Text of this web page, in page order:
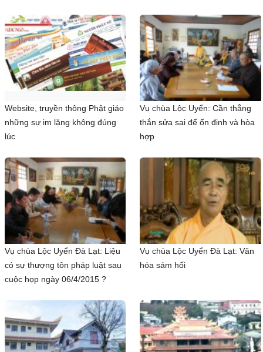
Website, truyền thông Phật giáo
những sự im lặng không đúng
lúc
Vụ chùa Lộc Uyển: Cần thẳng
thắn sửa sai để ổn định và hòa
hợp
Vụ chùa Lộc Uyển Đà Lạt: Liệu
có sự thượng tôn pháp luật sau
cuộc họp ngày 06/4/2015 ?
Vụ chùa Lộc Uyển Đà Lạt: Văn
hóa sám hối